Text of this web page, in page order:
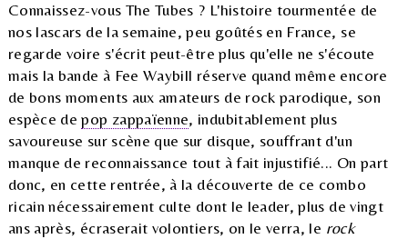
Connaissez-vous The Tubes ? L'histoire tourmentée de
nos lascars de la semaine, peu goûtés en France, se
regarde voire s'écrit peut-être plus qu'elle ne s'écoute
mais la bande à Fee Waybill réserve quand même encore
de bons moments aux amateurs de rock parodique, son
espèce depop zappaïenne, indubitablement plus
savoureuse sur scène que sur disque, souffrant d'un
manque de reconnaissance tout à fait injustifié... On part
donc, en cette rentrée, à la découverte de ce combo
ricain nécessairement culte dont le leader, plus de vingt
ans après, écraserait volontiers, on le verra, le rock